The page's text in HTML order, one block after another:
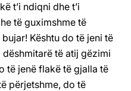
t’i ndiqni dhe t’i
të guximshme të
Kështu do të jeni të
të atij gëzimi
të jenë flakë të gjalla të
përjetshme, do të